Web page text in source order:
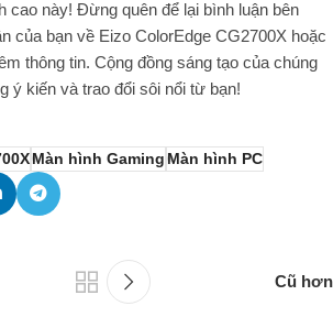
cao này! Đừng quên để lại bình luận bên
của bạn về Eizo ColorEdge CG2700X hoặc
thông tin. Cộng đồng sáng tạo của chúng
ý kiến và trao đổi sôi nổi từ bạn!
Màn hình Gaming Màn hình PC
Cũ hơn